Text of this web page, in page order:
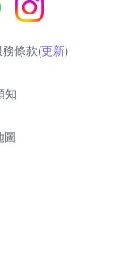
條款(更新)
知
圖